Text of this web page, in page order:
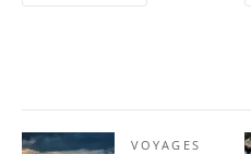
VOYAGES